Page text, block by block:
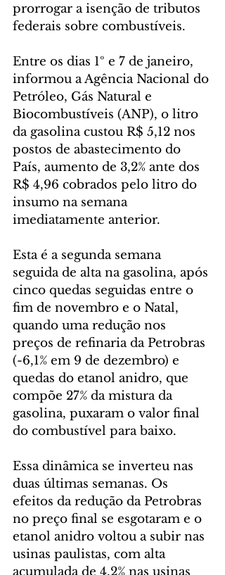
prorrogar a isenção de tributos
federais sobre combustíveis.
Entre os dias 1º e 7 de janeiro,
informou a Agência Nacional do
Petróleo, Gás Natural e
Biocombustíveis (ANP), o litro
da gasolina custou R$ 5,12 nos
postos de abastecimento do
País, aumento de 3,2% ante dos
R$ 4,96 cobrados pelo litro do
insumo na semana
imediatamente anterior.
Esta é a segunda semana
seguida de alta na gasolina, após
cinco quedas seguidas entre o
fim de novembro e o Natal,
quando uma redução nos
preços de refinaria da Petrobras
(-6,1% em 9 de dezembro) e
quedas do etanol anidro, que
compõe 27% da mistura da
gasolina, puxaram o valor final
do combustível para baixo.
Essa dinâmica se inverteu nas
duas últimas semanas. Os
efeitos da redução da Petrobras
no preço final se esgotaram e o
etanol anidro voltou a subir nas
usinas paulistas, com alta
acumulada de 4,2% nas usinas